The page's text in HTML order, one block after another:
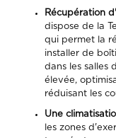
Récupération
dispose de la
qui permet la
installer de
dans les salles
élevée,
réduisant les
Une
les zones